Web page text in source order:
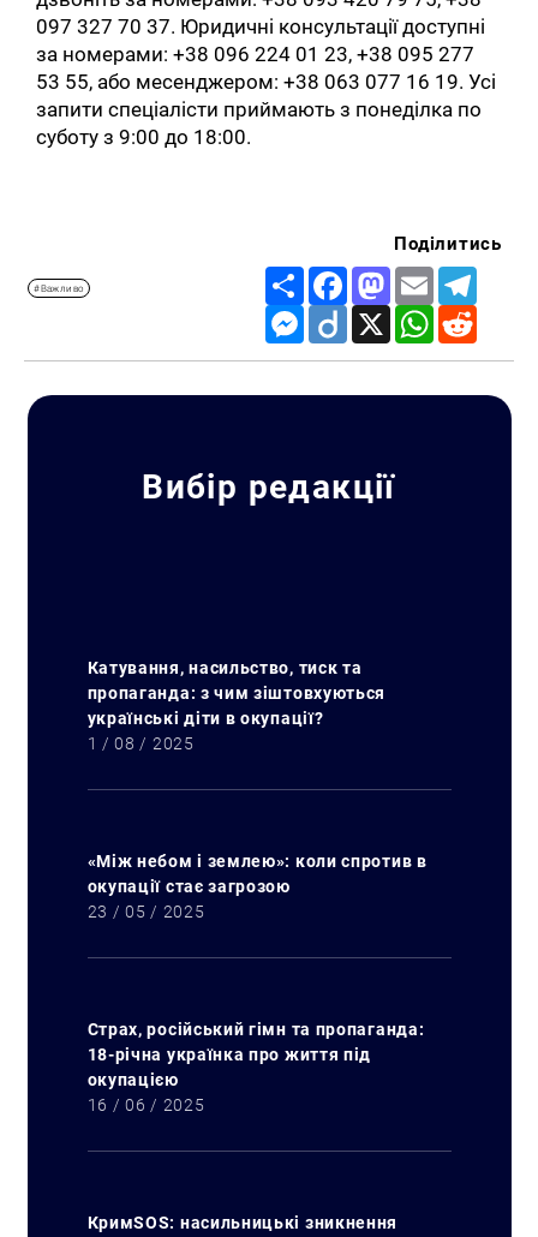
097 327 70 37. Юридичні консультації доступні
за номерами: +38 096 224 01 23, +38 095 277
53 55, або месенджером: +38 063 077 16 19. Усі
запити спеціалісти приймають з понеділка по
суботу з 9:00 до 18:00.
#Важливо
Поділитись
Share FacebookMastodon
Email
Messenger
Diigo X WhatsApp
Вибір редакції
Катування, насильство, тиск та
пропаганда: з чим зіштовхуються
українські діти в окупації?
1 / 08 / 2025
«Між небом і землею»: коли спротив в
окупації стає загрозою
23 / 05 / 2025
Страх, російський гімн та пропаганда:
18-річна українка про життя під
окупацією
16 / 06 / 2025
КримSOS: насильницькі зникнення